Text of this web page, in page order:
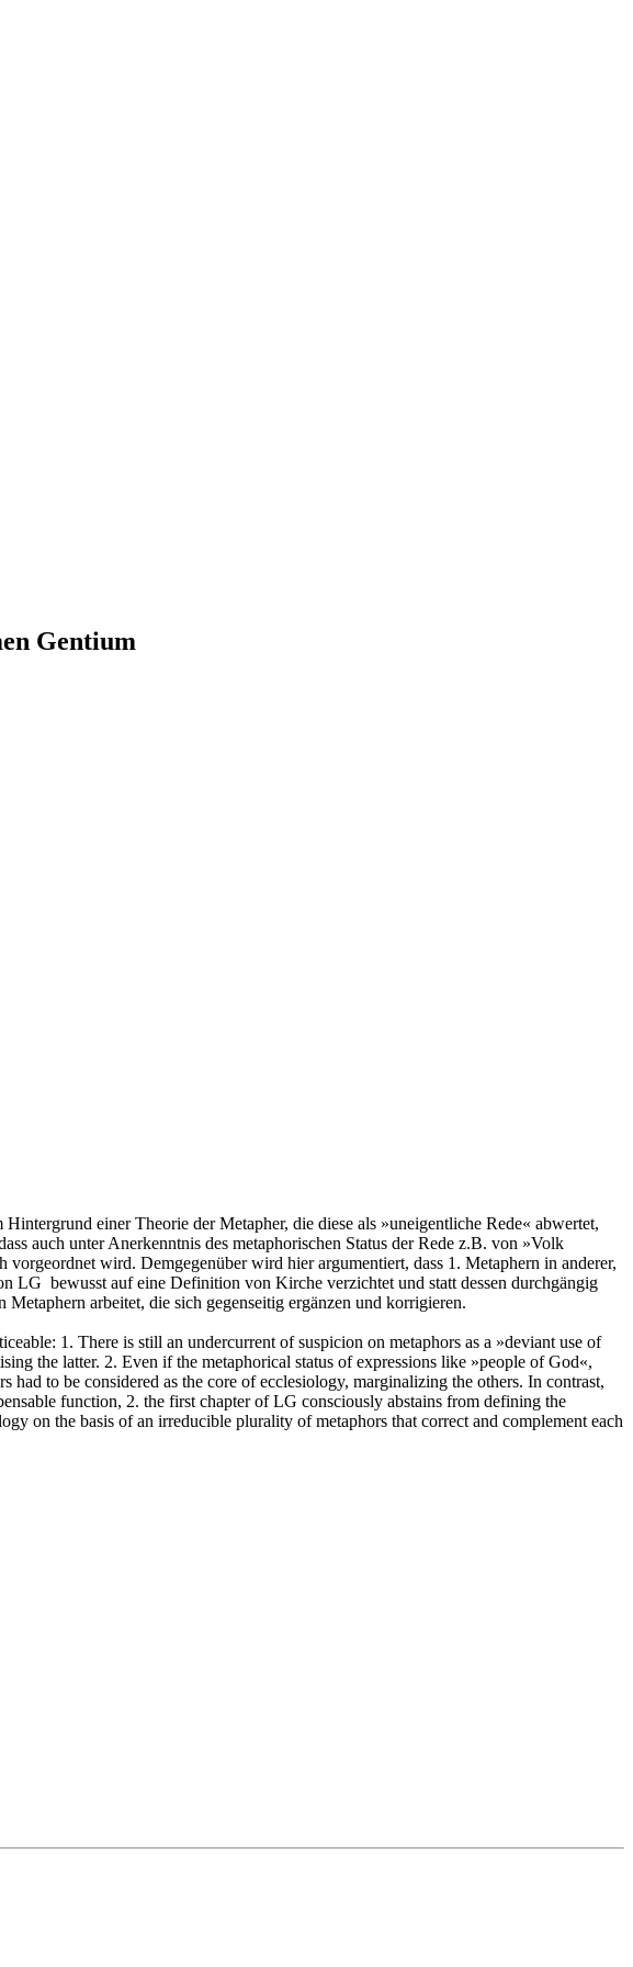
Gentium
einer Theorie der Metapher, die diese als »uneigentliche Rede« abwertet,
auch unter Anerkenntnis des metaphorischen Status der Rede z.B. von »Volk
wird. Demgegenüber wird hier argumentiert, dass 1. Metaphern in anderer,
LG bewusst auf eine Definition von Kirche verzichtet und statt dessen durchgängig
arbeitet, die sich gegenseitig ergänzen und korrigieren.
1. There is still an undercurrent of suspicion on metaphors as a »deviant use of
the latter. 2. Even if the metaphorical status of expressions like »people of God«,
to be considered as the core of ecclesiology, marginalizing the others. In contrast,
function, 2. the first chapter of LG consciously abstains from defining the
on the basis of an irreducible plurality of metaphors that correct and complement each